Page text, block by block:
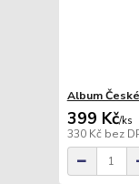
Album
399 Kč/ks
330 Kč bez